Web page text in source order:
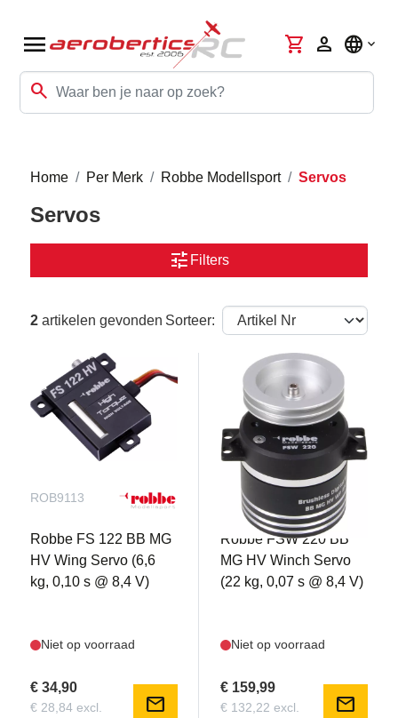
menu
search
shopping_cart person language
Home Per Merk Robbe Modellsport Servos
Servos
tune Filters
2 artikelen gevonden Sorteer:
ROB9113
Robbe FS 122 BB MG
HV Wing Servo (6,6
kg, 0,10 s @ 8,4 V)
Niet op voorraad
€ 34,90
€ 28,84 excl.
mail
ROB9112
Robbe FSW 220 BB
MG HV Winch Servo
(22 kg, 0,07 s @ 8,4 V)
Niet op voorraad
€ 159,99
€ 132,22 excl.
mail